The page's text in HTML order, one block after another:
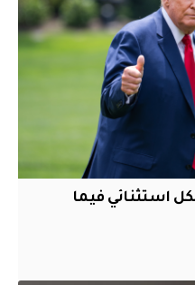
استثنائي فيما